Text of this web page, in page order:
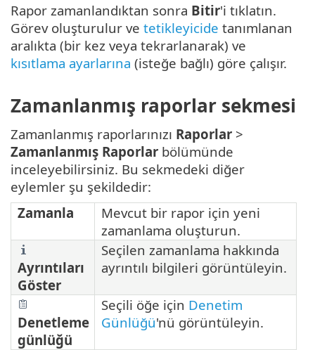
Rapor zamanlandıktan sonra Bitir'i tıklatın.
Görev oluşturulur ve tetikleyicide tanımlanan
aralıkta (bir kez veya tekrarlanarak) ve
kısıtlama ayarlarına (isteğe bağlı) göre çalışır.
Zamanlanmış raporlar sekmesi
Zamanlanmış raporlarınızı Raporlar >
Zamanlanmış Raporlar bölümünde
inceleyebilirsiniz. Bu sekmedeki diğer
eylemler şu şekildedir:
Zamanla
Mevcut bir rapor için yeni
zamanlama oluşturun.
Ayrıntıları
Göster
Seçilen zamanlama hakkında
ayrıntılı bilgileri görüntüleyin.
Denetleme
günlüğü
Seçili öğe için Denetim
Günlüğü'nü görüntüleyin.